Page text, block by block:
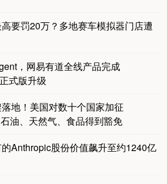
要罚20万？多地赛车模拟器门店遭
，网易有道全线产品完成
式版升级
地！美国对数十个国家加征
油、天然气、食品得到豁免
Anthropic股份价值飙升至约1240亿